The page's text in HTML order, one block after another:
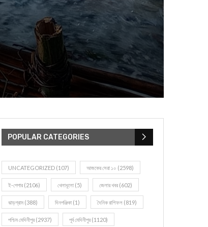
POPULAR CATEGORIES
UNCATEGORIZED (107) আজকের সেরা ১০ (2598)
ই-পেপার (2106) খেলাধূলো (5) জেলার খবর (602)
ঝাড়গ্রাম (388) দিনপঞ্জিকা (1) দৈনিক রাশিফল (819)
পশ্চিম মেদিনীপুর (2937) পূর্ব মেদিনীপুর (1120)